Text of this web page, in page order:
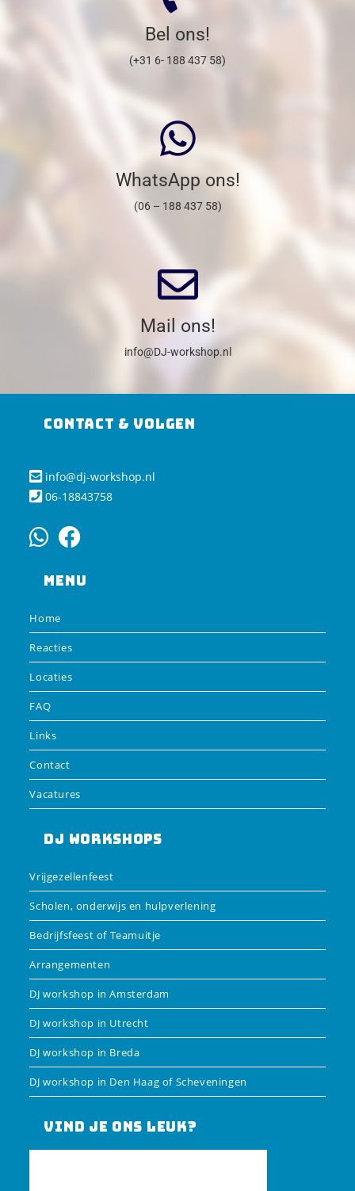
Bel ons!
(+31 6- 188 437 58)
WhatsApp ons!
(06 – 188 437 58)
Mail ons!
info@DJ-workshop.nl
Contact & Volgen
info@dj-workshop.nl
06-18843758
Menu
Home
Reacties
Locaties
FAQ
Links
Contact
Vacatures
DJ Workshops
Vrijgezellenfeest
Scholen, onderwijs en hulpverlening
Bedrijfsfeest of Teamuitje
Arrangementen
DJ workshop in Amsterdam
DJ workshop in Utrecht
DJ workshop in Breda
DJ workshop in Den Haag of Scheveningen
Vind je ons leuk?